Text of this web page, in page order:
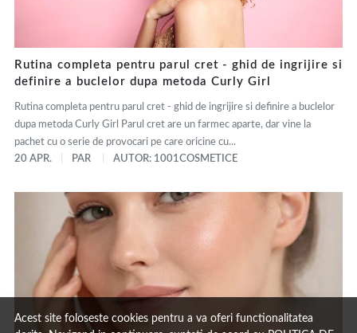
Acest site foloseste cookies pentru a va oferi functionalitatea
Rutina completa pentru parul cret - ghid de ingrijire si
definire a buclelor dupa metoda Curly Girl
Rutina completa pentru parul cret - ghid de ingrijire si definire a buclelor
dupa metoda Curly Girl Parul cret are un farmec aparte, dar vine la
pachet cu o serie de provocari pe care oricine cu...
20 APR.
PAR AUTOR: 1001COSMETICE